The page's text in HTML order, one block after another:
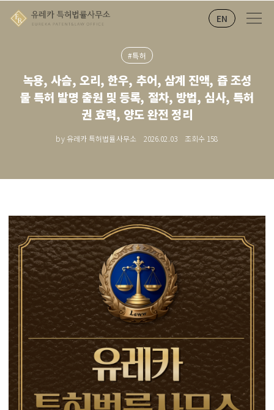
EN
#특허
녹용, 사슴, 오리, 한우, 추어, 삼계 진액, 즙 조성
물 특허 발명 출원 및 등록, 절차, 방법, 심사, 특허
권 효력, 양도 완전 정리
by 유레카 특허법률사무소 2026.02.03 조회수 158